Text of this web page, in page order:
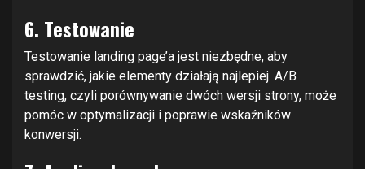
6. Testowanie
Testowanie landing page’a jest niezbędne, aby
sprawdzić, jakie elementy działają najlepiej. A/B
testing, czyli porównywanie dwóch wersji strony, może
pomóc w optymalizacji i poprawie wskaźników
konwersji.